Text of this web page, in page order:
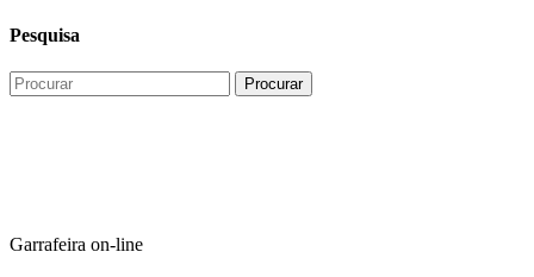
variants.
The
product
Pesquisa
Garrafeira on-line